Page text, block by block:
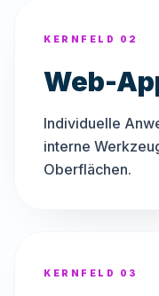
KERNFELD 02
Web-
Individuelle
interne
Oberflächen.
KERNFELD 03